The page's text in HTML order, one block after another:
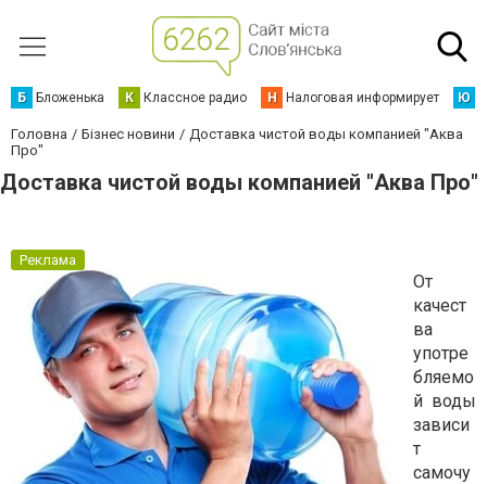
Б Бложенька К Классное радио Н Налоговая информирует Ю
Головна Бізнес новини
Доставка чистой воды компанией "Аква
Про"
Доставка чистой воды компанией "Аква Про"
Реклама
От
качест
ва
употре
бляемо
й воды
зависи
т
самочу